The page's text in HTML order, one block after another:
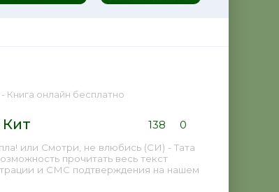
Книга онлайн бесплатно
138 0
или Смотри, не влюбись (СИ) - Тата
прочитать весь текст
и СМС подтверждения на нашем